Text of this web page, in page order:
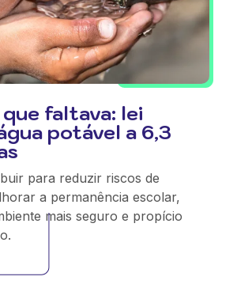
faltava: lei
potável a 6,3
para reduzir riscos de
a permanência escolar,
mais seguro e propício